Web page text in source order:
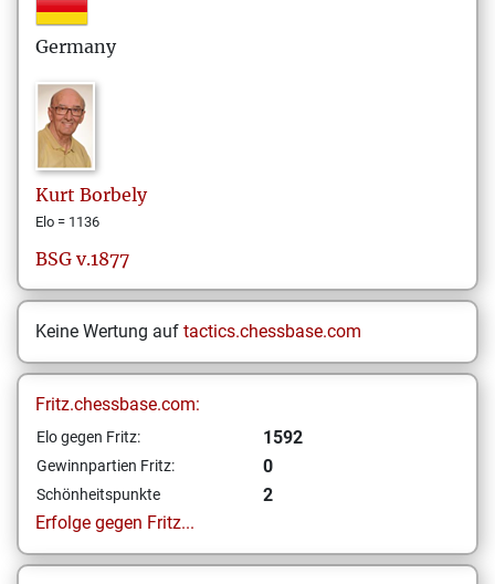
Germany
Kurt Borbely
Elo = 1136
BSG v.1877
Keine Wertung auf tactics.chessbase.com
Fritz.chessbase.com:
Elo gegen Fritz: 1592
Gewinnpartien Fritz: 0
Schönheitspunkte
2
Erfolge gegen Fritz...